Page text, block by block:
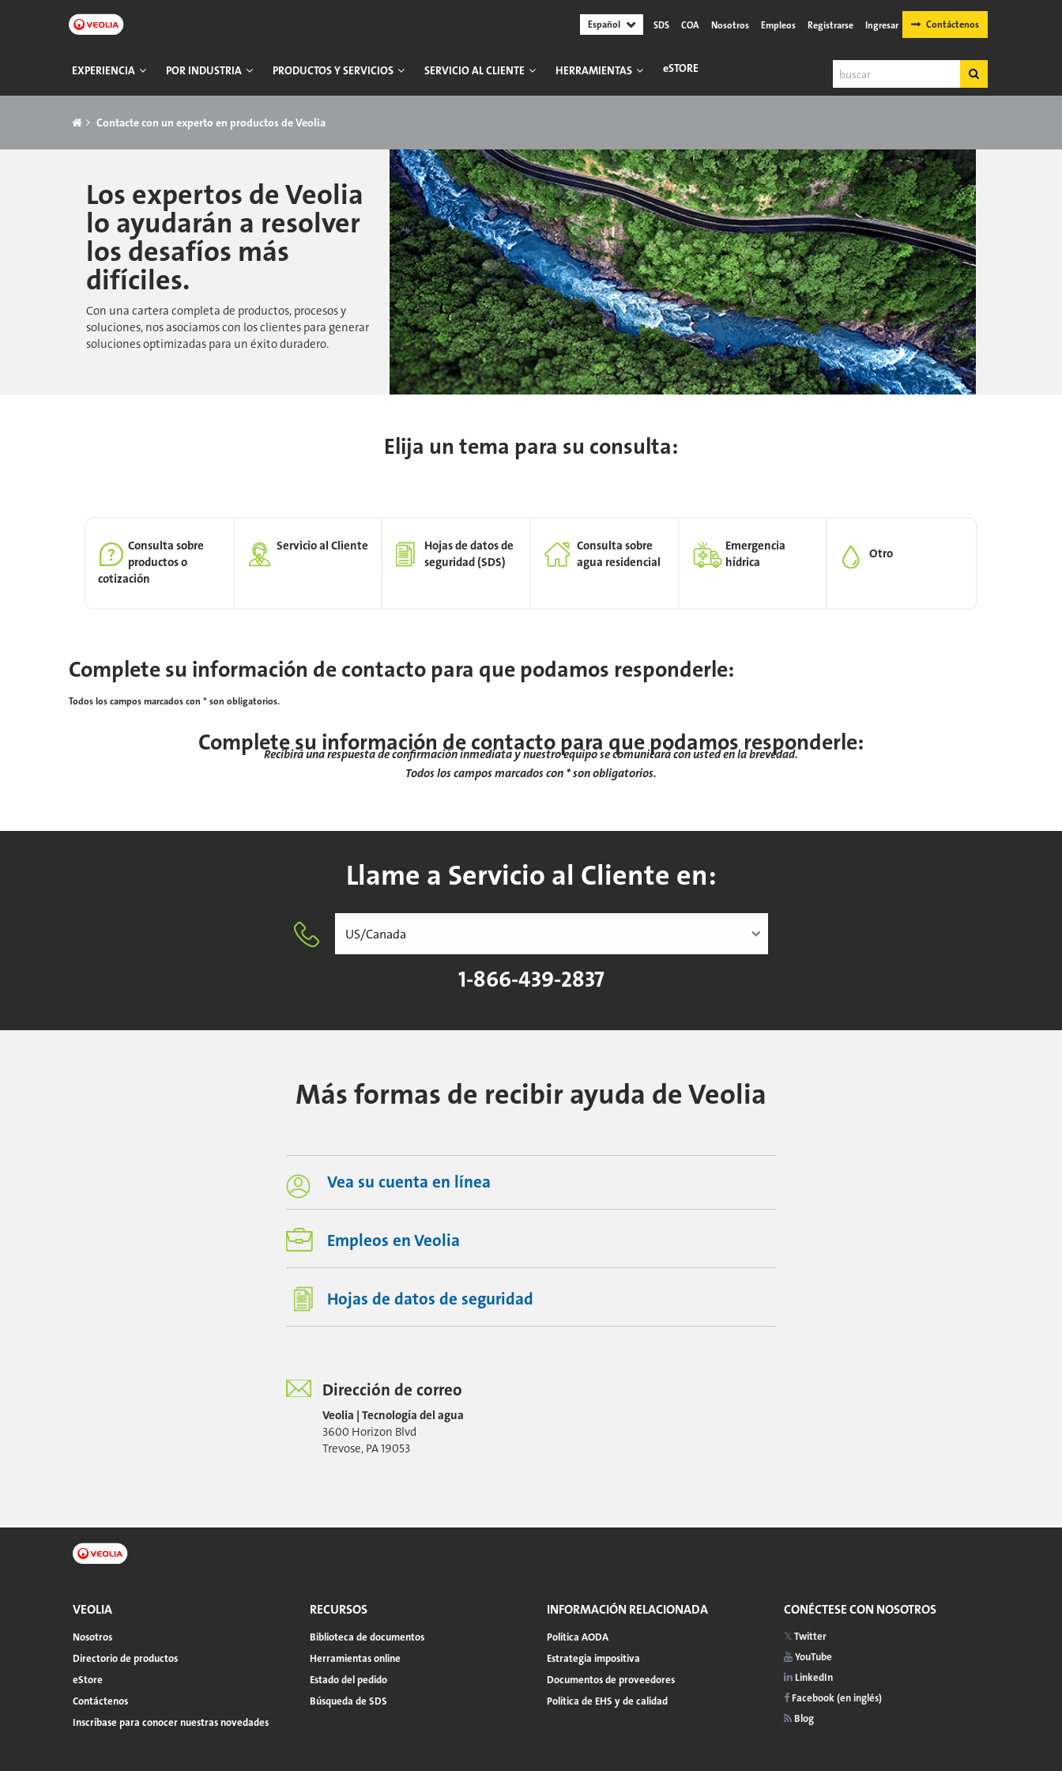
Español SDS COA Nosotros Empleos Registrarse Ingresar Contáctenos
Navegación
principal
EXPERIENCIA POR INDUSTRIA PRODUCTOS Y SERVICIOS SERVICIO AL CLIENTE HERRAMIENTAS ESTORE Buscar
Buscar
Contacte con un experto en productos de Veolia​​​​​​​
Los expertos de Veolia​​​​​​​
lo ayudarán a resolver
los desafíos más
difíciles.
Con una cartera completa de productos, procesos y
soluciones, nos asociamos con los clientes para generar
soluciones optimizadas para un éxito duradero.
Elija un tema para su consulta:
Consulta sobre
productos o
cotización
Servicio al Cliente
Hojas de datos de
seguridad (SDS)
Consulta sobre
agua residencial
Emergencia
hídrica
Otro
Complete su información de contacto para que podamos responderle:
Todos los campos marcados con * son obligatorios.
Complete su información de contacto para que podamos responderle:
Todos los campos marcados con * son obligatorios.
Recibirá una respuesta de confirmación inmediata y nuestro equipo se comunicará con usted en la brevedad.
Llame a Servicio al Cliente en:
1-866-439-2837
Más formas de recibir ayuda de Veolia​​​​​​​
Vea su cuenta en línea
Empleos en Veolia​​​​​​​
Hojas de datos de seguridad
Dirección de correo
Veolia | Tecnología del agua
3600 Horizon Blvd
Trevose, PA 19053
VEOLIA
Nosotros
Directorio de productos
eStore
Contáctenos
Inscríbase para conocer nuestras novedades
RECURSOS
Biblioteca de documentos
Herramientas online
Estado del pedido
Búsqueda de SDS
INFORMACIÓN RELACIONADA
Política AODA
Estrategia impositiva
Documentos de proveedores
Política de EHS y de calidad
CONÉCTESE CON NOSOTROS
Twitter
YouTube
LinkedIn
Facebook (en inglés)
Blog